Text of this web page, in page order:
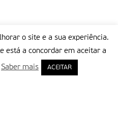
o site e a sua experiência.
está a concordar em aceitar a
Saber mais ACEITAR